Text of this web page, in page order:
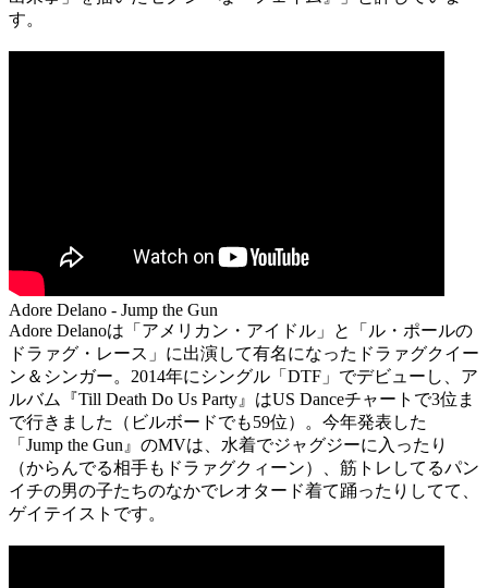
す。
Adore Delano - Jump the Gun
Adore Delanoは「アメリカン・アイドル」と「ル・ポールの
ドラァグ・レース」に出演して有名になったドラァグクイー
ン＆シンガー。2014年にシングル「DTF」でデビューし、ア
ルバム『Till Death Do Us Party』はUS Danceチャートで3位ま
で行きました（ビルボードでも59位）。今年発表した
「Jump the Gun』のMVは、水着でジャグジーに入ったり
（からんでる相手もドラァグクィーン）、筋トレしてるパン
イチの男の子たちのなかでレオタード着て踊ったりしてて、
ゲイテイストです。